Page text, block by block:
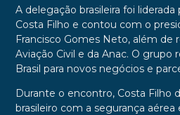
A delegação brasileira foi
Costa Filho e contou com o
Francisco Gomes Neto, além de
Aviação Civil e da Anac. O grupo
Brasil para novos negócios e
Durante o encontro, Costa Filho
brasileiro com a segurança aérea